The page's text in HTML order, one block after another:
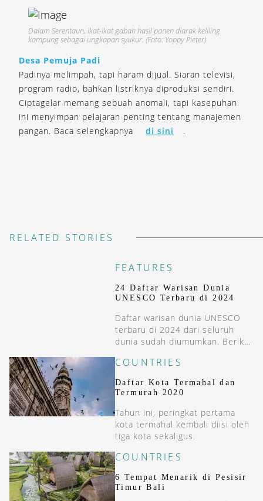
Dalam Serentaun, ikat-ikat gabah hasil panen diarak keliling
kampung sebagai ungkapan syukur. (Foto: Yoppy Pieter)
Desa Pemuja Padi
Padinya melimpah, tapi haram dijual. Siaran televisi,
program radio, bahkan listriknya diproduksi sendiri.
Ciptagelar memang sebuah anomali, tapi kasepuhan
ini menyimpan pelajaran penting tentang manajemen
pangan. Baca selengkapnya
di sini .
RELATED STORIES
FEATURES
24 Daftar Warisan Dunia
UNESCO Terbaru di 2024
Daftar warisan dunia UNESCO
terbaru di 2024 dari seluruh
dunia sudah diumumkan. Berikut
COUNTRIES
Daftar Kota Termahal dan
Termurah 2020
Tahun ini, peringkat pertama
kota termahal kembali diisi oleh
tiga kota sekaligus.
COUNTRIES
6 Tempat Menarik di Pesisir
Timur Bali